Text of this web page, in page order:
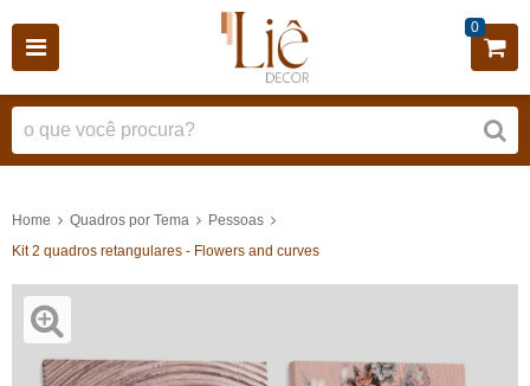
0
Home Quadros por Tema
Pessoas
Kit 2 quadros retangulares - Flowers and curves